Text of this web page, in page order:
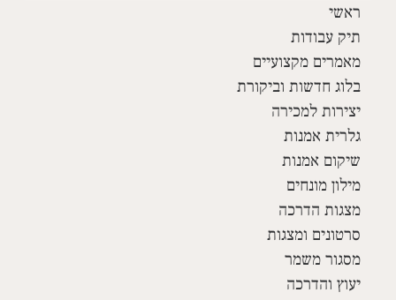
ראשי
תיק עבודות
מאמרים מקצועיים
בלוג חדשות וביקורת
יצירות למכירה
גלרית אמנות
שיקום אמנות
מילון מונחים
מצגות הדרכה
סרטונים ומצגות
מסגור משמר
יעוץ והדרכה